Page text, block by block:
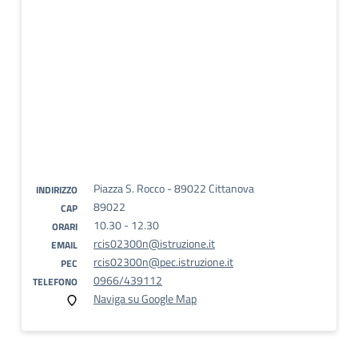
INDIRIZZO Piazza S. Rocco - 89022 Cittanova
CAP 89022
ORARI 10.30 - 12.30
EMAIL rcis02300n@istruzione.it
PEC rcis02300n@pec.istruzione.it
TELEFONO
0966/439112
Naviga su Google Map